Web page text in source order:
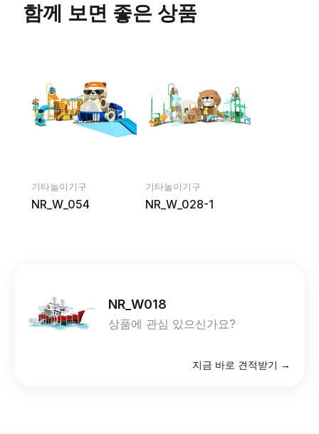
함께 보면 좋은 상품
기타놀이기구
NR_W_054
기타놀이기구
NR_W_028-1
NR_W018
상품에 관심 있으신가요?
지금 바로 견적받기 →